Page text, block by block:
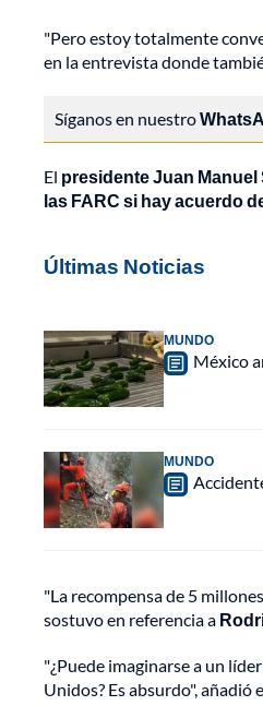
"Pero estoy totalmente
en la entrevista donde
Síganos en nuestro
El presidente Juan Manuel
las FARC si hay acuerdo
Últimas Noticias
MUNDO
México
MUNDO
"La recompensa de 5
sostuvo en referencia a
"¿Puede imaginarse a un
Unidos? Es absurdo",